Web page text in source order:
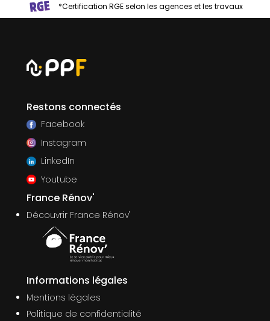
*Certification RGE selon les agences et les travaux
Restons connectés
Facebook
Instagram
LinkedIn
Youtube
France Rénov'
Découvrir France Rénov'
Informations légales
Mentions légales
Politique de confidentialité